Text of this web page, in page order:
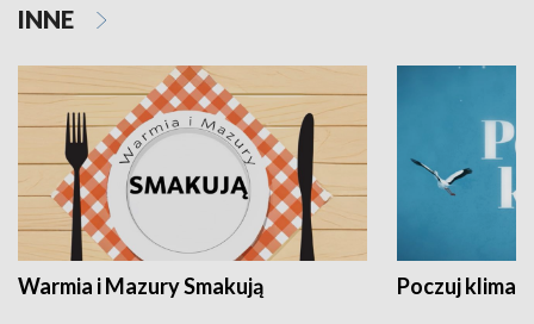
INNE
Warmia i Mazury Smakują Poczuj klimat